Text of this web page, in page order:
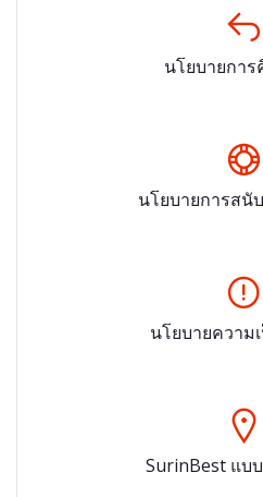
นโยบายกา
นโยบายการสนั
นโยบายความ
SurinBest แบบ